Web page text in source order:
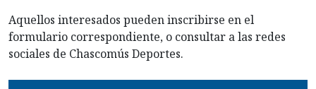
Aquellos interesados pueden inscribirse en el
formulario correspondiente, o consultar a las redes
sociales de Chascomús Deportes.